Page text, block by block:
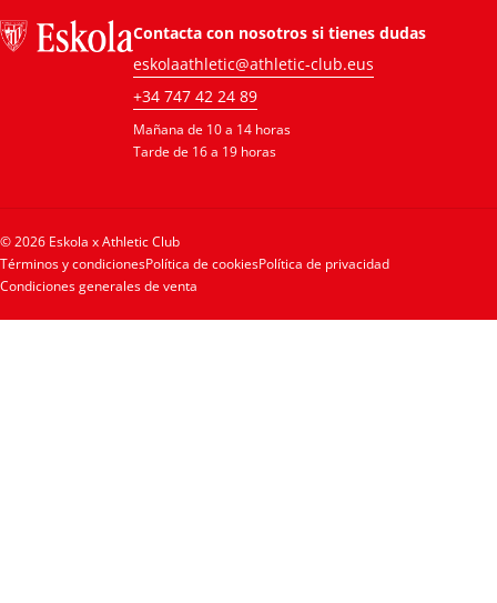
Contacta con nosotros si tienes dudas
eskolaathletic@athletic-club.eus
+34 747 42 24 89
Mañana de 10 a 14 horas
Tarde de 16 a 19 horas
© 2026 Eskola x Athletic Club
Términos y condicionesPolítica de cookiesPolítica de privacidad
Condiciones generales de venta